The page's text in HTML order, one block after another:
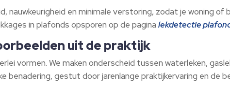
nauwkeurigheid en minimale verstoring, zodat je woning of
in plafonds opsporen op de paginalekdetectie
uit de praktijk
vormen. We maken onderscheid tussen waterleken,
benadering, gestut door jarenlange praktijkervaring en de